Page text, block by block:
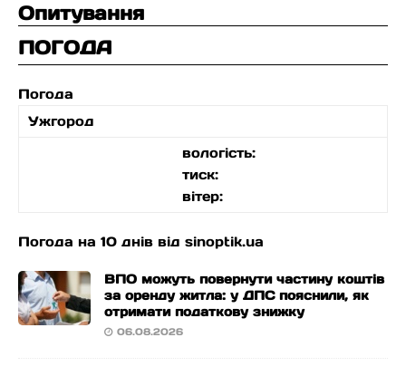
Опитування
ПОГОДА
Погода
Ужгород
вологість:
тиск:
вітер:
Погода на 10 днів від sinoptik.ua
ВПО можуть повернути частину коштів
за оренду житла: у ДПС пояснили, як
отримати податкову знижку
06.08.2026